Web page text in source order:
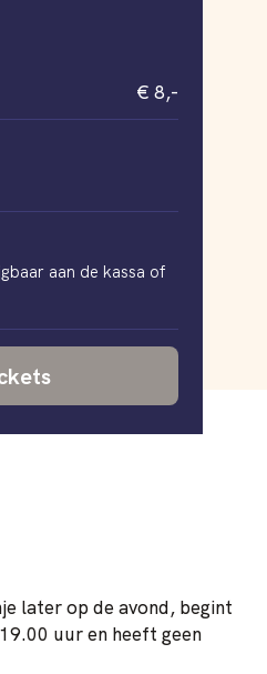
later op de avond, begint
uur en heeft geen
€ 8,-
aan de kassa of